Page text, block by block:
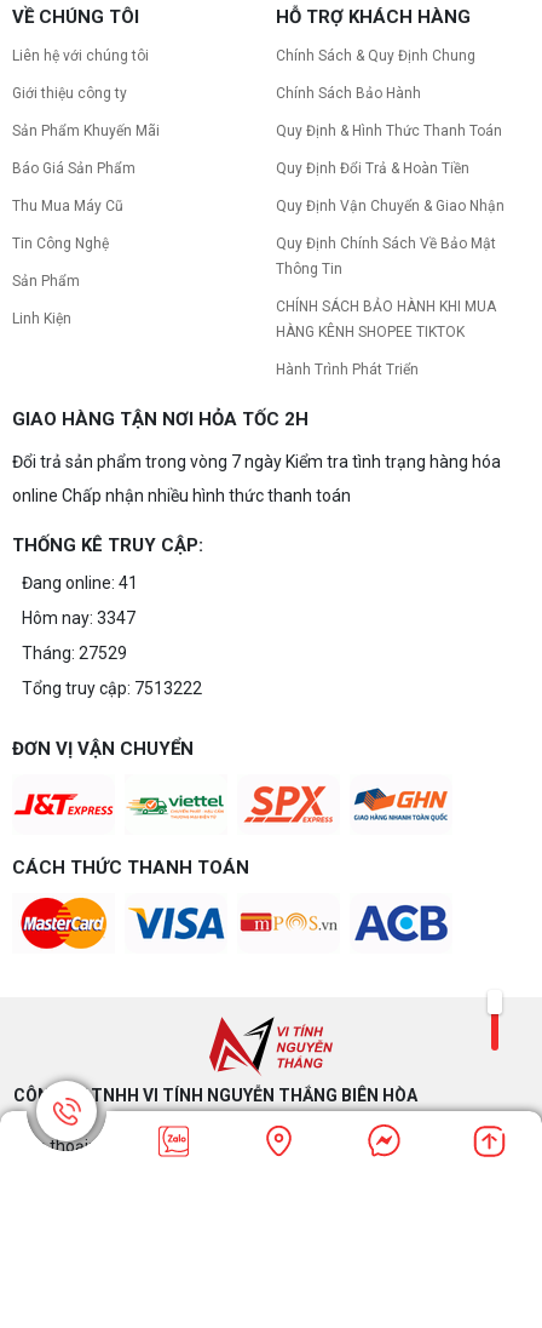
VỀ CHÚNG TÔI
Liên hệ với chúng tôi
Giới thiệu công ty
Sản Phẩm Khuyến Mãi
Báo Giá Sản Phẩm
Thu Mua Máy Cũ
Tin Công Nghệ
Sản Phẩm
Linh Kiện
HỖ TRỢ KHÁCH HÀNG
Chính Sách & Quy Định Chung
Chính Sách Bảo Hành
Quy Định & Hình Thức Thanh Toán
Quy Định Đổi Trả & Hoàn Tiền
Quy Định Vận Chuyển & Giao Nhận
Quy Định Chính Sách Về Bảo Mật
Thông Tin
CHÍNH SÁCH BẢO HÀNH KHI MUA
HÀNG KÊNH SHOPEE TIKTOK
Hành Trình Phát Triển
GIAO HÀNG TẬN NƠI HỎA TỐC 2H
Đổi trả sản phẩm trong vòng 7 ngày Kiểm tra tình trạng hàng hóa
online Chấp nhận nhiều hình thức thanh toán
THỐNG KÊ TRUY CẬP:
Đang online: 41
Hôm nay: 3347
Tháng: 27529
Tổng truy cập: 7513222
ĐƠN VỊ VẬN CHUYỂN
CÁCH THỨC THANH TOÁN
CÔNG TY TNHH VI TÍNH NGUYỄN THẮNG BIÊN HÒA​
Điện thoại: 0937.485.353 - Email: